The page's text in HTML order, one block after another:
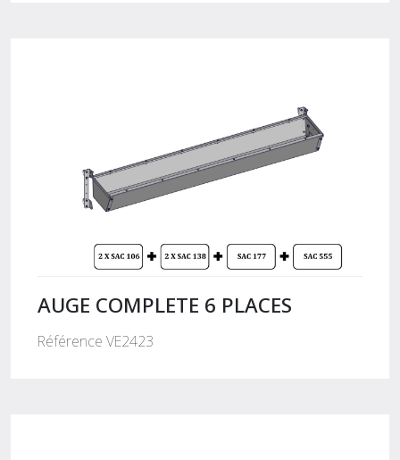
AUGE COMPLETE 6 PLACES
Référence VE2423